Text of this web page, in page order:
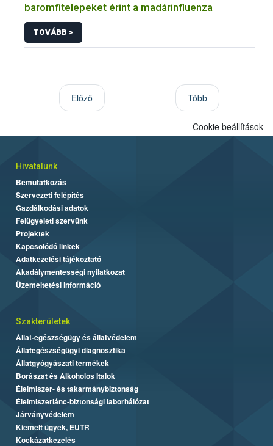
baromfitelepeket érint a madárinfluenza
TOVÁBB >
Előző Több
Cookie beállítások
Hivatalunk
Bemutatkozás
Szervezeti felépítés
Gazdálkodási adatok
Felügyeleti szervünk
Projektek
Kapcsolódó linkek
Adatkezelési tájékoztató
Akadálymentességi nyilatkozat
Üzemeltetési információ
Szakterületek
Állat-egészségügy és állatvédelem
Állategészségügyi diagnosztika
Állatgyógyászati termékek
Borászat és Alkoholos Italok
Élelmiszer- és takarmánybiztonság
Élelmiszerlánc-biztonsági laborhálózat
Járványvédelem
Kiemelt ügyek, EUTR
Kockázatkezelés